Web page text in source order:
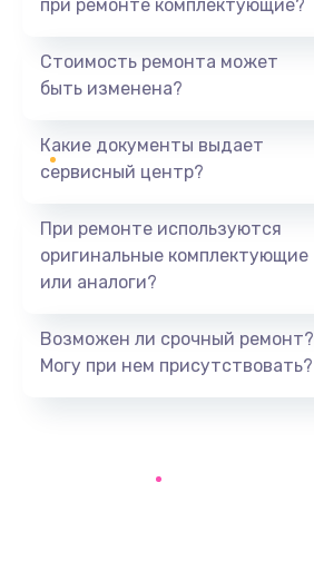
при ремонте комплектующие?
Стоимость ремонта может
быть изменена?
Какие документы выдает
сервисный центр?
При ремонте используются
оригинальные комплектующие
или аналоги?
Возможен ли срочный ремонт?
Могу при нем присутствовать?